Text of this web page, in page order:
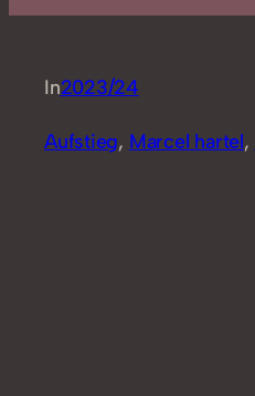
In2023/24
Aufstieg, Marcel hartel,